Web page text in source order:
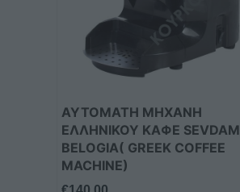
ΑΥΤΟΜΑΤΗ ΜΗΧΑΝΗ
ΕΛΛΗΝΙΚΟΥ ΚΑΦΕ SEVDAM
BELOGIA( GREEK COFFEE
MACHINE)